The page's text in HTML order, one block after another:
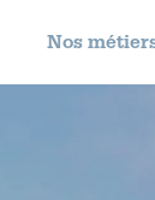
Nos